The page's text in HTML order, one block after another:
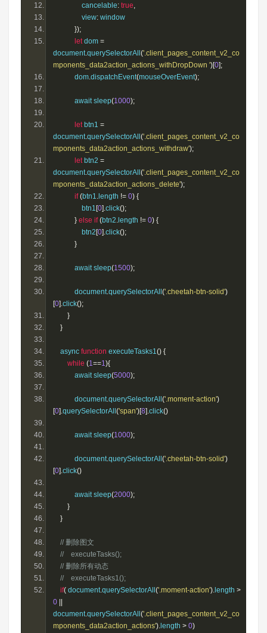
                cancelable
: true
                view
: window
});
let dom =
document querySelectorAll('.client_pages_content_v2_co
mponents_data2action_actions_withDropDown ')[0];
            dom
dispatchEvent(mouseOverEvent);
            await sleep
(1000);
let btn1 =
document querySelectorAll('.client_pages_content_v2_co
mponents_data2action_actions_withdraw');
let btn2 =
document querySelectorAll('.client_pages_content_v2_co
mponents_data2action_actions_delete');
if (btn1 length != 0) {
                btn1
[0]. click();
} else if (btn2 length != 0) {
                btn2
[0]. click();
}
            await sleep
(1500);
            document
querySelectorAll('.cheetah-btn-solid')
[0]. click();
}
}
    async
function executeTasks1 () {
while (1 ==1 ){
            await sleep
(5000);
            document
querySelectorAll('.moment-action')
[0]. querySelectorAll('span')[8]. click()
            await sleep
(1000);
            document
querySelectorAll('.cheetah-btn-solid')
[0]. click()
            await sleep
(2000);
}
}
// 删除图文
//    executeTasks();
// 删除所有动态
//    executeTasks1();
if( document querySelectorAll('.moment-action'). length >
0 ||
document querySelectorAll('.client_pages_content_v2_co
mponents_data2action_actions'). length > 0)